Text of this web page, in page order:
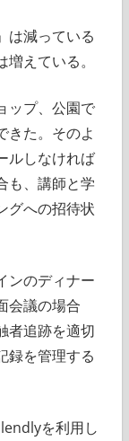
は減っている
えている。
ップ、公園で
きた。そのよ
ルしなければ
も、講師と学
グへの招待状
ンのディナー
会議の場合
者追跡を適切
録を管理する
を利用し